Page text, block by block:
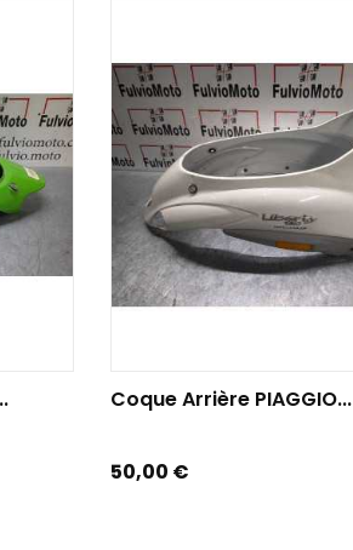
Coque Arrière PIAGGIO...
Prix
50,00 €